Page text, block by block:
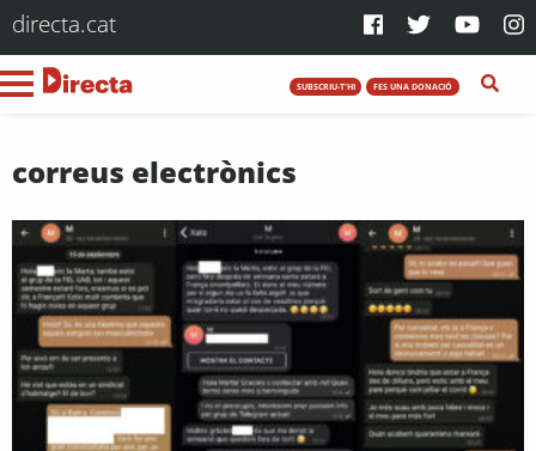
directa.cat
SUBSCRIU-T'HI FES UNA DONACIÓ
correus electrònics